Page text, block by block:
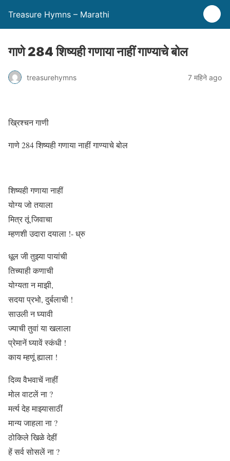
Treasure Hymns – Marathi
गाणे 284 शिष्यही गणाया नाहीं गाण्याचे बोल
treasurehymns 7 महिने ago
ख्रिश्चन गाणी
गाणे 284 शिष्यही गणाया नाहीं गाण्याचे बोल
शिष्यही गणाया नाहीं
योग्य जो तयाला
मित्र तूं जिवाचा
म्हणशी उदारा दयाला !- ध्रु
धूल जी तुझ्या पायांची
तिच्याही कणाची
योग्यता न माझी,
सदया प्रभो, दुर्बलाची !
साउली न घ्यावी
ज्याची तुवां या खलाला
प्रेमानें घ्यावें स्कंधी !
काय म्हणूं ह्याला !
दिव्य वैभवाचें नाहीं
मोल वाटलें ना ?
मर्त्य देह माझ्यासाठीं
मान्य जाहला ना ?
ठोकिले खिळे देहीं
हें सर्व सोसलें ना ?